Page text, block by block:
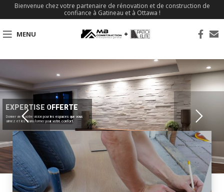
Bienvenue chez votre partenaire de rénovation et de construction de
confiance à Gatineau et à Ottawa !
MENU
EXPERTISE OFFERTE
Donner vie à votre vision pour les espaces que vous
aimez et les transformer pour votre confort.